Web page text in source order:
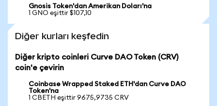
Gnosis Token'dan Amerikan Doları'na
1 GNO eşittir $107,10
Diğer kurları keşfedin
Diğer kripto coinleri Curve DAO Token (CRV)
coin'e çevirin
Coinbase Wrapped Staked ETH'dan Curve DAO
Token'na
1 CBETH eşittir 9675,9735 CRV